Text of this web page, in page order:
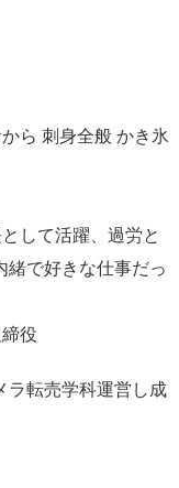
ら 刺身全般 かき氷
して活躍、過労と
緒で好きな仕事だっ
役
転売学科運営し成